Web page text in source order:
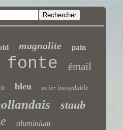
magnalite pain
fonte émail
bleu acier inoxydable
staub
aluminium